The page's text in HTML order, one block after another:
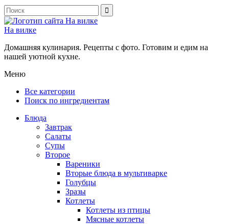
На вилке
Домашняя кулинария. Рецепты с фото. Готовим и едим на
нашей уютной кухне.
Меню
Все категории
Поиск по ингредиентам
Блюда
Завтрак
Салаты
Супы
Второе
Вареники
Вторые блюда в мультиварке
Голубцы
Зразы
Котлеты
Котлеты из птицы
Мясные котлеты